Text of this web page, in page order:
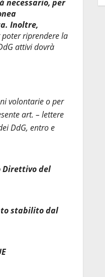
necessario, per
Inoltre,
riprendere la
attivi dovrà
volontarie o per
art. – lettere
DdG, entro e
Direttivo del
stabilito dal